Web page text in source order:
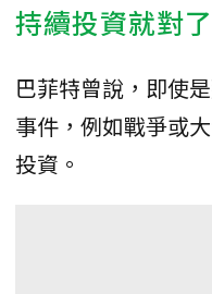
持續投資就對了
巴菲特曾說，即使
事件，例如戰爭或
投資。